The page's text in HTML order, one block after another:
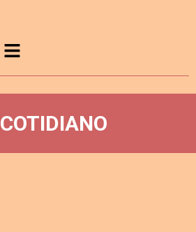
COTIDIANO